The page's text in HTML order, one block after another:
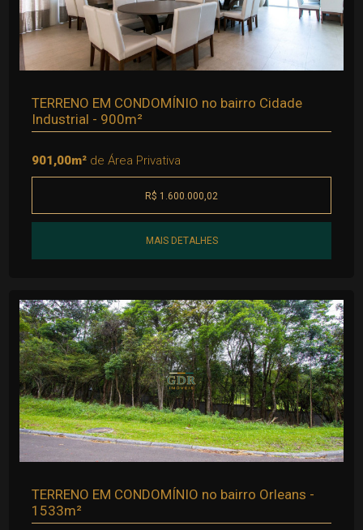
TERRENO EM CONDOMÍNIO no bairro Cidade
Industrial - 900m²
901,00m²de Área Privativa
R$ 1.600.000,02
MAIS DETALHES
TERRENO EM CONDOMÍNIO no bairro Orleans -
1533m²